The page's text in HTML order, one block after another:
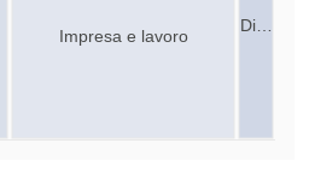
Di…
Impresa e lavoro